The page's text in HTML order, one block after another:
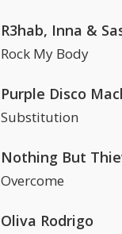
R3hab, Inna &
Rock My Body
Purple Disco
Substitution
Nothing But
Overcome
Oliva Rodrigo